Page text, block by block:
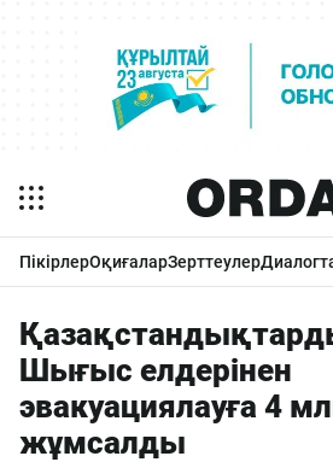
ПікірлерОқиғаларЗерттеулер
Шығыс елдерінен
эвакуациялауға 4
жұмсалды